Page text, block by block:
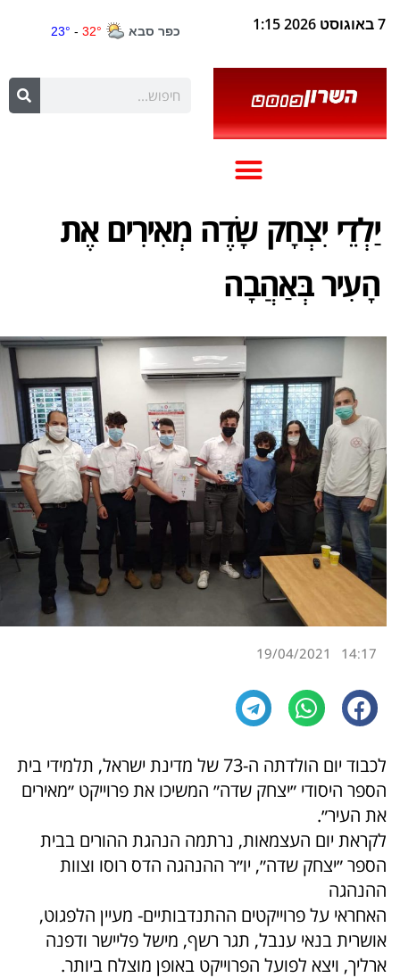
7 באוגוסט 2026 1:15
יַלְדֵי יִצְחָק שָׂדֶה מְאִירִים אֶת
הָעִיר בְּאַהֲבָה
14:17
19/04/2021
לכבוד יום הולדתה ה-73 של מדינת ישראל, תלמידי בית
הספר היסודי ״יצחק שדה״ המשיכו את פרוייקט ״מאירים
את העיר״.
לקראת יום העצמאות, נרתמה הנהגת ההורים בבית
הספר ״יצחק שדה״, יו״ר ההנהגה הדס רוסו וצוות
ההנהגה
האחראי על פרוייקטים ההתנדבותיים- מעיין הלפגוט,
אושרית בנאי ענבל, תגר רשף, מישל פליישר ודפנה
ארליך, ויצא לפועל הפרוייקט באופן מוצלח ביותר.